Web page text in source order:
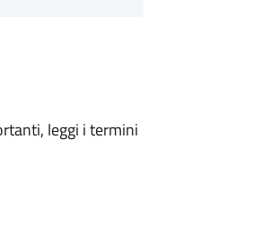
leggi i termini